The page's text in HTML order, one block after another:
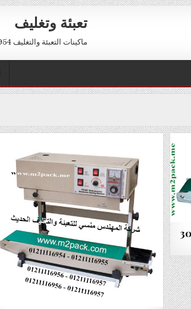
تعبئة وتغليف
ماكينات التعبئة والتغليف 01211116954 – 01211116956 – 01211116958
البسكويت موديل 301